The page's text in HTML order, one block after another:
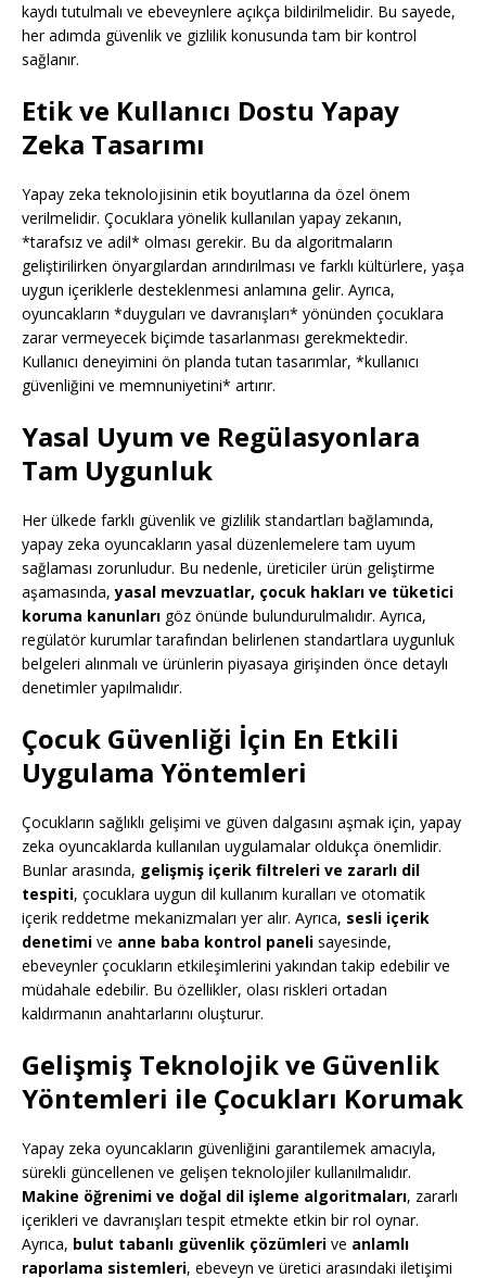
kaydı tutulmalı ve ebeveynlere açıkça bildirilmelidir. Bu sayede,
her adımda güvenlik ve gizlilik konusunda tam bir kontrol
sağlanır.
Etik ve Kullanıcı Dostu Yapay
Zeka Tasarımı
Yapay zeka teknolojisinin etik boyutlarına da özel önem
verilmelidir. Çocuklara yönelik kullanılan yapay zekanın,
*tarafsız ve adil* olması gerekir. Bu da algoritmaların
geliştirilirken önyargılardan arındırılması ve farklı kültürlere, yaşa
uygun içeriklerle desteklenmesi anlamına gelir. Ayrıca,
oyuncakların *duyguları ve davranışları* yönünden çocuklara
zarar vermeyecek biçimde tasarlanması gerekmektedir.
Kullanıcı deneyimini ön planda tutan tasarımlar, *kullanıcı
güvenliğini ve memnuniyetini* artırır.
Yasal Uyum ve Regülasyonlara
Tam Uygunluk
Her ülkede farklı güvenlik ve gizlilik standartları bağlamında,
yapay zeka oyuncakların yasal düzenlemelere tam uyum
sağlaması zorunludur. Bu nedenle, üreticiler ürün geliştirme
aşamasında,yasal mevzuatlar, çocuk hakları ve tüketici
koruma kanunları göz önünde bulundurulmalıdır. Ayrıca,
regülatör kurumlar tarafından belirlenen standartlara uygunluk
belgeleri alınmalı ve ürünlerin piyasaya girişinden önce detaylı
denetimler yapılmalıdır.
Çocuk Güvenliği İçin En Etkili
Uygulama Yöntemleri
Çocukların sağlıklı gelişimi ve güven dalgasını aşmak için, yapay
zeka oyuncaklarda kullanılan uygulamalar oldukça önemlidir.
Bunlar arasında, gelişmiş içerik filtreleri ve zararlı dil
tespiti, çocuklara uygun dil kullanım kuralları ve otomatik
içerik reddetme mekanizmaları yer alır. Ayrıca, sesli içerik
denetimi ve anne baba kontrol paneli sayesinde,
ebeveynler çocukların etkileşimlerini yakından takip edebilir ve
müdahale edebilir. Bu özellikler, olası riskleri ortadan
kaldırmanın anahtarlarını oluşturur.
Gelişmiş Teknolojik ve Güvenlik
Yöntemleri ile Çocukları Korumak
Yapay zeka oyuncakların güvenliğini garantilemek amacıyla,
sürekli güncellenen ve gelişen teknolojiler kullanılmalıdır.
Makine öğrenimi ve doğal dil işleme algoritmaları, zararlı
içerikleri ve davranışları tespit etmekte etkin bir rol oynar.
Ayrıca, bulut tabanlı güvenlik çözümleri ve anlamlı
raporlama sistemleri, ebeveyn ve üretici arasındaki iletişimi